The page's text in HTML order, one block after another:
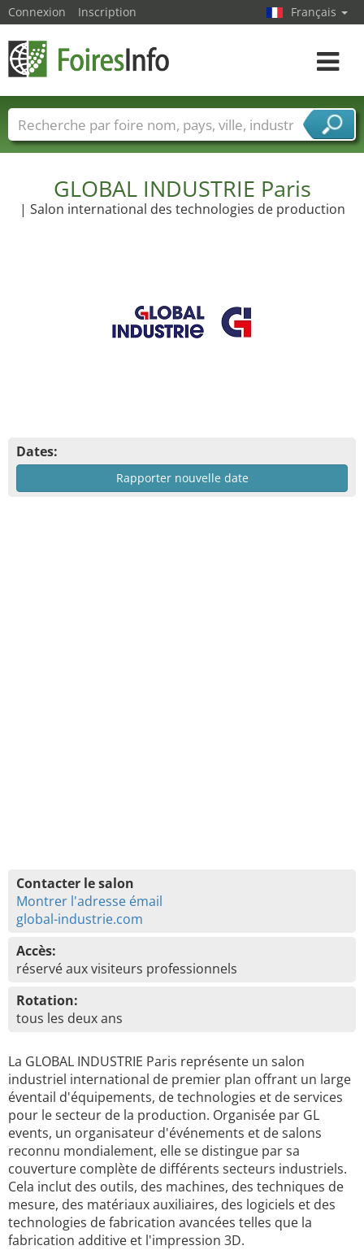
GLOBAL INDUSTRIE Paris
| Salon international des technologies de production
Dates:
Rapporter nouvelle date
Contacter le salon
Montrer l'adresse émail
global-industrie.com
Accès:
réservé aux visiteurs professionnels
Rotation:
tous les deux ans
La GLOBAL INDUSTRIE Paris représente un salon
industriel international de premier plan offrant un large
éventail d'équipements, de technologies et de services
pour le secteur de la production. Organisée par GL
events, un organisateur d'événements et de salons
reconnu mondialement, elle se distingue par sa
couverture complète de différents secteurs industriels.
Cela inclut des outils, des machines, des techniques de
mesure, des matériaux auxiliaires, des logiciels et des
technologies de fabrication avancées telles que la
fabrication additive et l'impression 3D.
Connexion Inscription Français
Toggle
Foire noms Pays Villes
Secteurs de foire